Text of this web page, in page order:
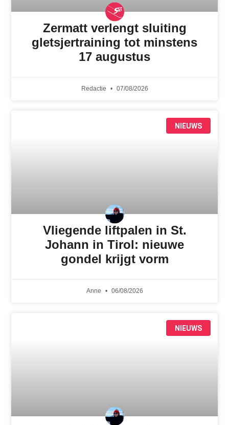
Zermatt verlengt sluiting
gletsjertraining tot minstens
17 augustus
Redactie 07/08/2026
NIEUWS
Vliegende liftpalen in St.
Johann in Tirol: nieuwe
gondel krijgt vorm
Anne 06/08/2026
NIEUWS